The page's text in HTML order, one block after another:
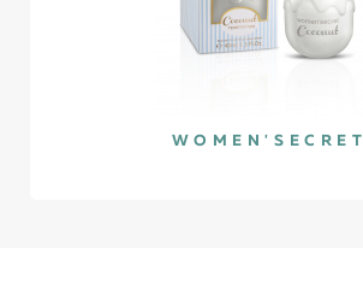
WOMEN'SECRET